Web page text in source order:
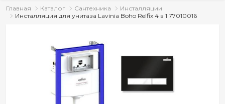
Главная Каталог Сантехника
Инсталляции
Инсталляция для унитаза Lavinia Boho Relfix 4 в 1 77010016